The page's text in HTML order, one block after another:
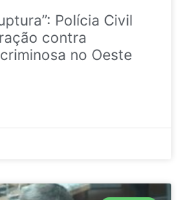
Polícia Civil
contra
no Oeste